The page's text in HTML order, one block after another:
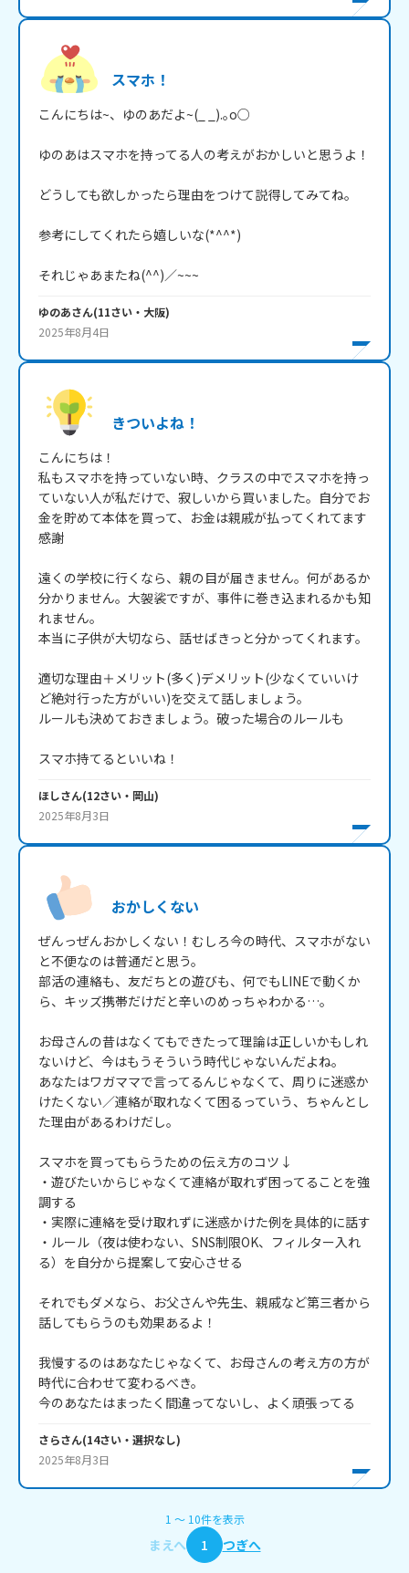
スマホ！
こんにちは~、ゆのあだよ~(_ _).｡o○
ゆのあはスマホを持ってる人の考えがおかしいと思うよ！
どうしても欲しかったら理由をつけて説得してみてね。
参考にしてくれたら嬉しいな(*^^*)
それじゃあまたね(^^)／~~~
ゆのあさん(11さい・ 大阪)
2025年8月4日
きついよね！
こんにちは！
私もスマホを持っていない時、クラスの中でスマホを持っ
ていない人が私だけで、寂しいから買いました。自分でお
金を貯めて本体を買って、お金は親戚が払ってくれてます
感謝
遠くの学校に行くなら、親の目が届きません。何があるか
分かりません。大袈裟ですが、事件に巻き込まれるかも知
れません。
本当に子供が大切なら、話せばきっと分かってくれます。
適切な理由＋メリット(多く)デメリット(少なくていいけ
ど絶対行った方がいい)を交えて話しましょう。
ルールも決めておきましょう。破った場合のルールも
スマホ持てるといいね！
ほしさん(12さい・ 岡山)
2025年8月3日
おかしくない
ぜんっぜんおかしくない！むしろ今の時代、スマホがない
と不便なのは普通だと思う。
部活の連絡も、友だちとの遊びも、何でもLINEで動くか
ら、キッズ携帯だけだと辛いのめっちゃわかる…。
お母さんの昔はなくてもできたって理論は正しいかもしれ
ないけど、今はもうそういう時代じゃないんだよね。
あなたはワガママで言ってるんじゃなくて、周りに迷惑か
けたくない／連絡が取れなくて困るっていう、ちゃんとし
た理由があるわけだし。
スマホを買ってもらうための伝え方のコツ↓
・遊びたいからじゃなくて連絡が取れず困ってることを強
調する
・実際に連絡を受け取れずに迷惑かけた例を具体的に話す
・ルール（夜は使わない、SNS制限OK、フィルター入れ
る）を自分から提案して安心させる
それでもダメなら、お父さんや先生、親戚など第三者から
話してもらうのも効果あるよ！
我慢するのはあなたじゃなくて、お母さんの考え方の方が
時代に合わせて変わるべき。
今のあなたはまったく間違ってないし、よく頑張ってる
さらさん(14さい・ 選択なし)
2025年8月3日
1 〜 10件を表示
まえへ 1 つぎへ